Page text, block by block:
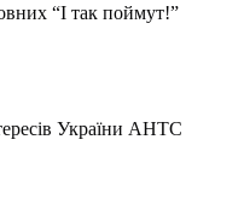
“І так поймут!”
України АНТС